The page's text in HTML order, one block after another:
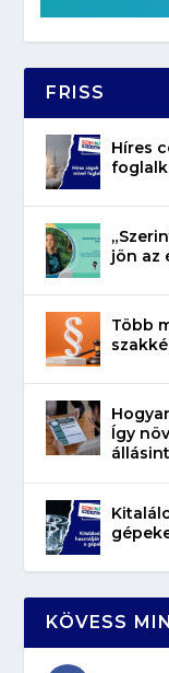
FRISS
Híres
jön az
Több
Így
KÖVESS